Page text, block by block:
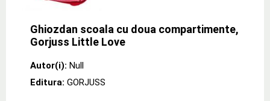
Ghiozdan scoala cu doua compartimente,
Gorjuss Little Love
Autor(i): Null
Editura: GORJUSS